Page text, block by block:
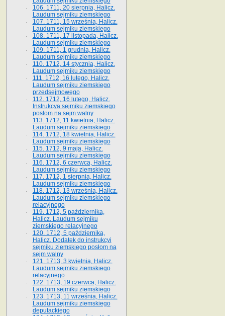
106. 1711, 20 sierpnia, Halicz.
Laudum sejmiku ziemskiego
107. 1711, 15 września, Halicz.
Laudum sejmiku ziemskiego
108. 1711, 17 listopada, Halicz.
Laudum sejmiku ziemskiego
109. 1711, 1 grudnia, Halicz.
Laudum sejmiku ziemskiego
110. 1712, 14 stycznia, Halicz.
Laudum sejmiku ziemskiego
111. 1712, 16 lutego, Halicz.
Laudum sejmiku ziemskiego
przedsejmowego
112. 1712, 16 lutego, Halicz.
Instrukcya sejmiku ziemskiego
posłom na sejm walny
113. 1712, 11 kwietnia, Halicz.
Laudum sejmiku ziemskiego
114. 1712, 18 kwietnia, Halicz.
Laudum sejmiku ziemskiego
115. 1712, 9 maja, Halicz.
Laudum sejmiku ziemskiego
116. 1712, 6 czerwca, Halicz.
Laudum sejmiku ziemskiego
117. 1712, 1 sierpnia, Halicz.
Laudum sejmiku ziemskiego
118. 1712, 13 września, Halicz.
Laudum sejmiku ziemskiego
relacyjnego
119. 1712, 5 października,
Halicz. Laudum sejmiku
ziemskiego relacyjnego
120. 1712, 5 października,
Halicz. Dodatek do instrukcyi
sejmiku ziemskiego posłom na
sejm walny
121. 1713, 3 kwietnia, Halicz.
Laudum sejmiku ziemskiego
relacyjnego
122. 1713, 19 czerwca, Halicz.
Laudum sejmiku ziemskiego
123. 1713, 11 września, Halicz.
Laudum sejmiku ziemskiego
deputackiego